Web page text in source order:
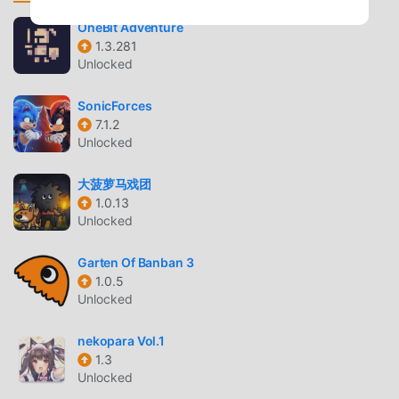
amano i giochi adventure. Se vuoi scaricare questo gioco,
come il più grande sito di download di giochi gratuiti per
mod apk al mondo, moddroid è la tua scelta migliore.
Strike 1.3.19gratuitamente, ma fornisce anche Freemod
gratuitamente, aiutandoti a salvare l'attività meccanica
ripetitiva nel gioco, così puoi concentrarti sul godere della
qualsiasi mod di Bullet Strike non addebiterà alcuna
commissione ai giocatori ed è sicura al 100%, disponibile e
gratuita da installare. Basta scaricare il client moddroid,
puoi scaricare e installare Bullet Strike 1.3.19 con un clic.
Cosa aspetti, scarica moddroid e gioca!
Bullet Strike Essendo un popolare gioco adventure, il suo
gameplay unico lo ha aiutato a conquistare un gran numero
OneBit Adventure
1.3.281
Unlocked
SonicForces
7.1.2
Unlocked
大菠萝马戏团
1.0.13
Unlocked
Garten Of Banban 3
1.0.5
Unlocked
nekopara Vol.1
1.3
Unlocked